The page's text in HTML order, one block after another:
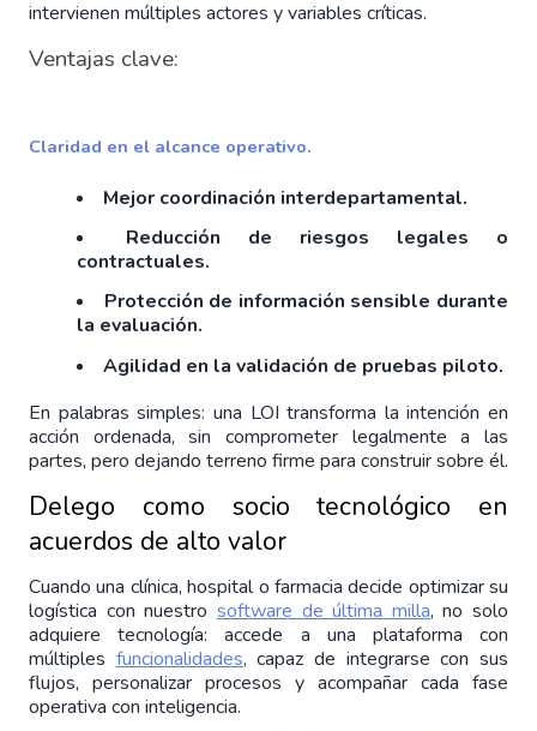
intervienen múltiples actores y variables críticas.
Ventajas clave:
Claridad en el alcance operativo.
Mejor coordinación interdepartamental.
Reducción de riesgos legales o
contractuales.
Protección de información sensible durante
la evaluación.
Agilidad en la validación de pruebas piloto.
En palabras simples: una LOI transforma la intención en
acción ordenada, sin comprometer legalmente a las
partes, pero dejando terreno firme para construir sobre él.
Delego como socio tecnológico en
acuerdos de alto valor
Cuando una clínica, hospital o farmacia decide optimizar su
logística con nuestro software de última milla, no solo
adquiere tecnología: accede a una plataforma con
múltiples funcionalidades, capaz de integrarse con sus
flujos, personalizar procesos y acompañar cada fase
operativa con inteligencia.